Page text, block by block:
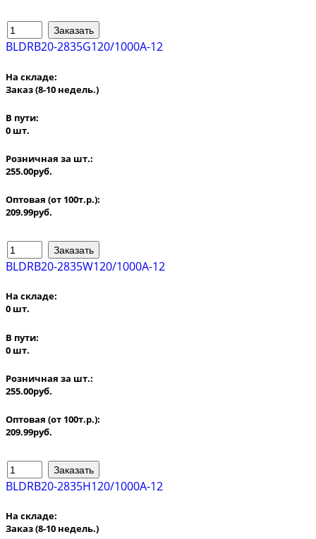
BLDRB20-2835G120/1000A-12
На складе:
Заказ(8-10 недель.)
В пути:
0 шт.
Розничная за шт.:
255.00руб.
Оптовая (от 100т.р.):
209.99руб.
BLDRB20-2835W120/1000A-12
На складе:
0 шт.
В пути:
0 шт.
Розничная за шт.:
255.00руб.
Оптовая (от 100т.р.):
209.99руб.
BLDRB20-2835H120/1000A-12
На складе:
Заказ(8-10 недель.)